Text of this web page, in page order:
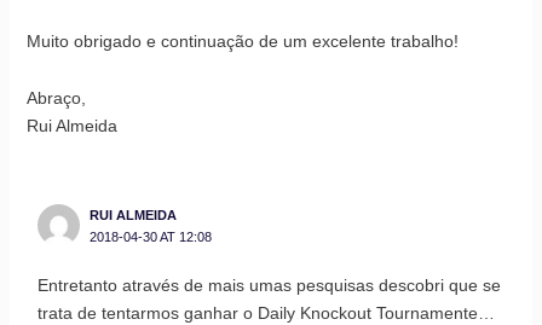
Muito obrigado e continuação de um excelente trabalho!
Abraço,
Rui Almeida
RUI ALMEIDA
2018-04-30 AT 12:08
Entretanto através de mais umas pesquisas descobri que se
trata de tentarmos ganhar o Daily Knockout Tournamente…